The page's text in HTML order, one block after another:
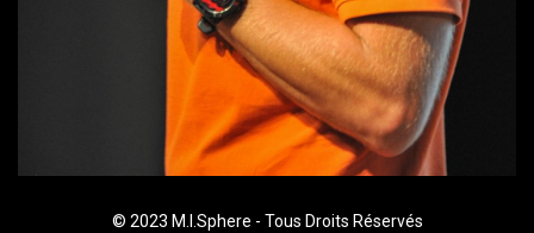
© 2023 M.I.Sphere - Tous Droits Réservés